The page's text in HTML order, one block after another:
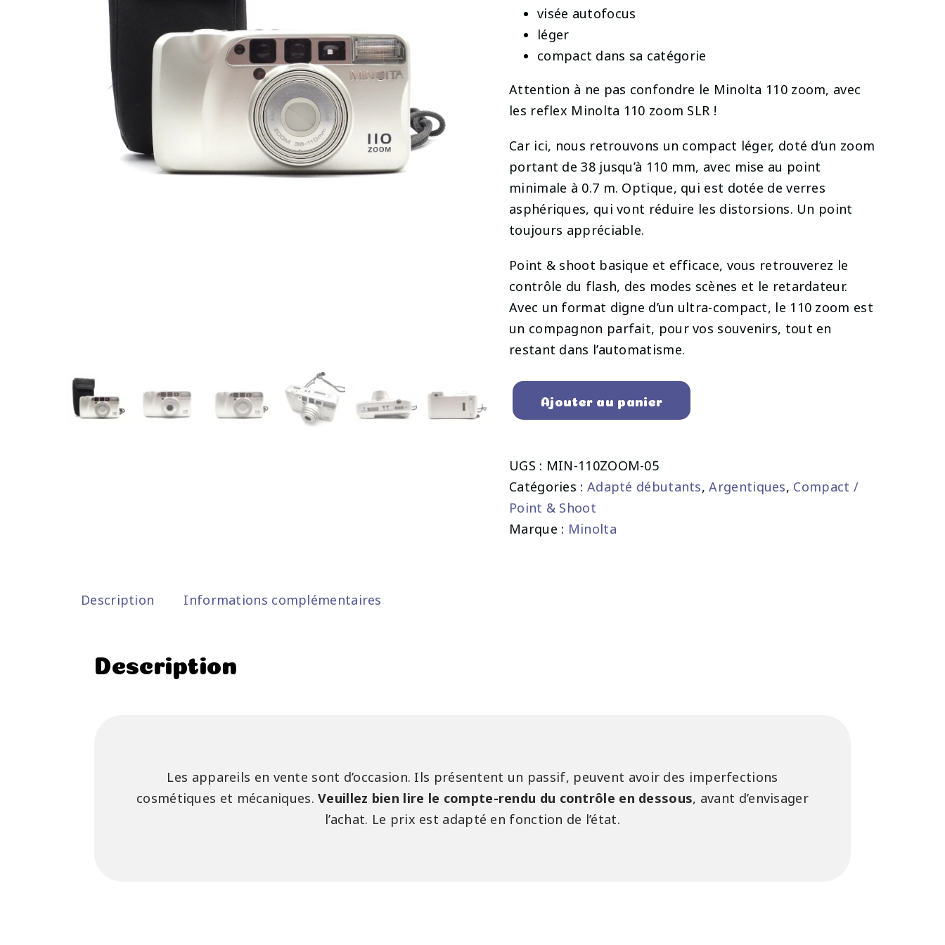
visée autofocus
léger
compact dans sa catégorie
Attention à ne pas confondre le Minolta 110 zoom, avec
les reflex Minolta 110 zoom SLR !
Car ici, nous retrouvons un compact léger, doté d’un zoom
portant de 38 jusqu’à 110 mm, avec mise au point
minimale à 0.7 m. Optique, qui est dotée de verres
asphériques, qui vont réduire les distorsions. Un point
toujours appréciable.
Point & shoot basique et efficace, vous retrouverez le
contrôle du flash, des modes scènes et le retardateur.
Avec un format digne d’un ultra-compact, le 110 zoom est
un compagnon parfait, pour vos souvenirs, tout en
restant dans l’automatisme.
Ajouter au panier
UGS : MIN-110ZOOM-05
Catégories : Adapté débutants,Argentiques, Compact /
Point & Shoot
Marque : Minolta
Description Informations complémentaires
Description
Les appareils en vente sont d’occasion. Ils présentent un passif, peuvent avoir des imperfections
cosmétiques et mécaniques.Veuillez bien lire le compte-rendu du contrôle en dessous, avant d’envisager
l’achat. Le prix est adapté en fonction de l’état.